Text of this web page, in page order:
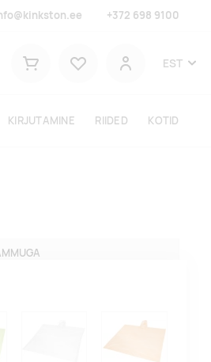
+372 698 9100
Ostukorv
Kasutaja
EST
KIRJUTAMINE RIIDED KOTID